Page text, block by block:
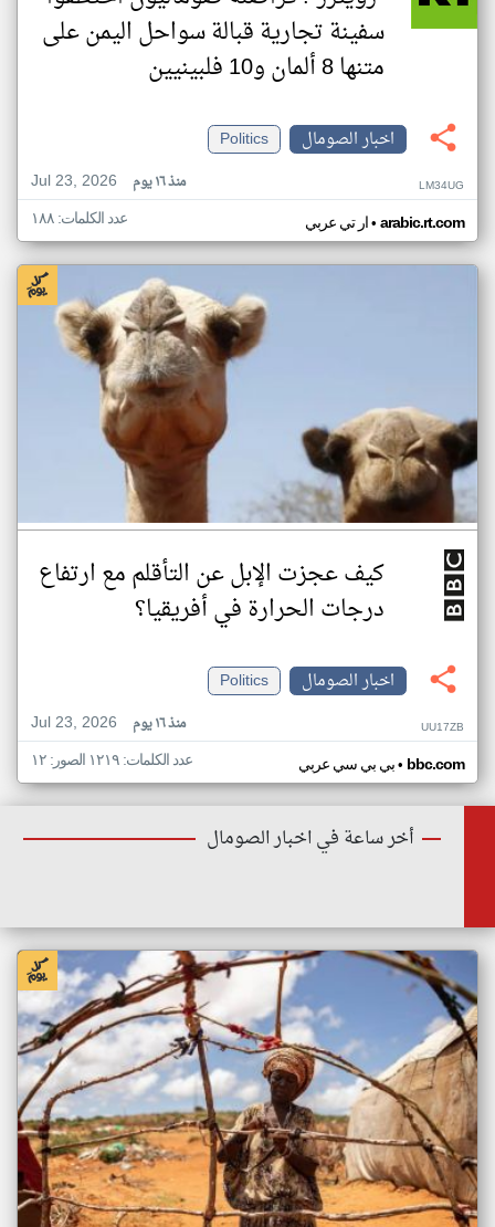
سفينة تجارية قبالة سواحل اليمن على
متنها 8 ألمان و10 فلبينيين
اخبار الصومال
Politics
Jul 23, 2026
منذ ١٦ يوم LM34UG
ار تي عربي• arabic.rt.com عدد الكلمات: ١٨٨
كيف عجزت الإبل عن التأقلم مع ارتفاع
درجات الحرارة في أفريقيا؟
اخبار الصومال
Politics
Jul 23, 2026
منذ ١٦ يوم UU17ZB
بي بي سي عربي• bbc.com عدد الكلمات: ١٢١٩ الصور: ١٢
أخر ساعة في اخبار الصومال